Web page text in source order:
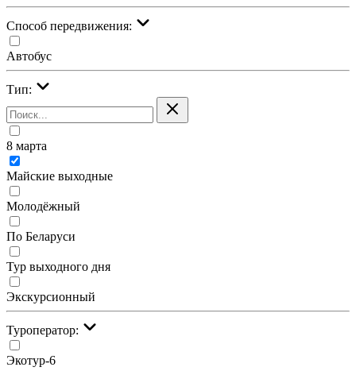
Cпособ передвижения:
Автобус
Тип:
8 марта
Майские выходные
Молодёжный
По Беларуси
Тур выходного дня
Экскурсионный
Туроператор:
Экотур-6